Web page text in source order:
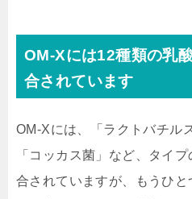
OM-Xには12種類の乳
合されています
OM-Xには、「ラクトバチル
「コッカス菌」など、
タイ
合されていますが、もうひと